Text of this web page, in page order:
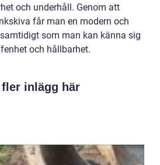
och underhåll. Genom att
får man en modern och
som man kan känna sig
och hållbarhet.
fler inlägg här